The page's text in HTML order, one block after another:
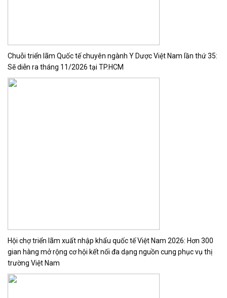
Chuỗi triển lãm Quốc tế chuyên ngành Y Dược Việt Nam lần thứ 35:
Sẽ diễn ra tháng 11/2026 tại TP.HCM
Hội chợ triển lãm xuất nhập khẩu quốc tế Việt Nam 2026: Hơn 300
gian hàng mở rộng cơ hội kết nối đa dạng nguồn cung phục vụ thị
trường Việt Nam